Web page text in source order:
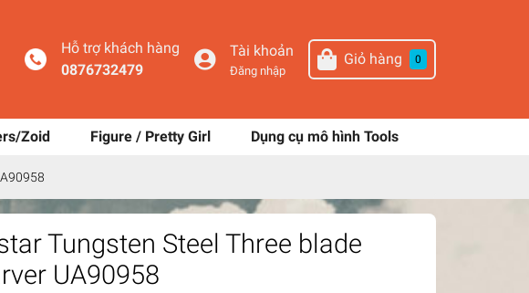
Hỗ trợ khách hàng
0876732479
Tài khoản
Đăng nhập
Giỏ hàng 0
Zoid Figure / Pretty Girl Dụng cụ mô hình Tools
Tungsten Steel Three blade
UA90958